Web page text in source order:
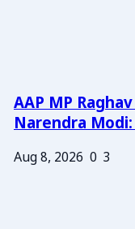
AAP MP
Narendra Modi:
Aug 8, 2026 0 3